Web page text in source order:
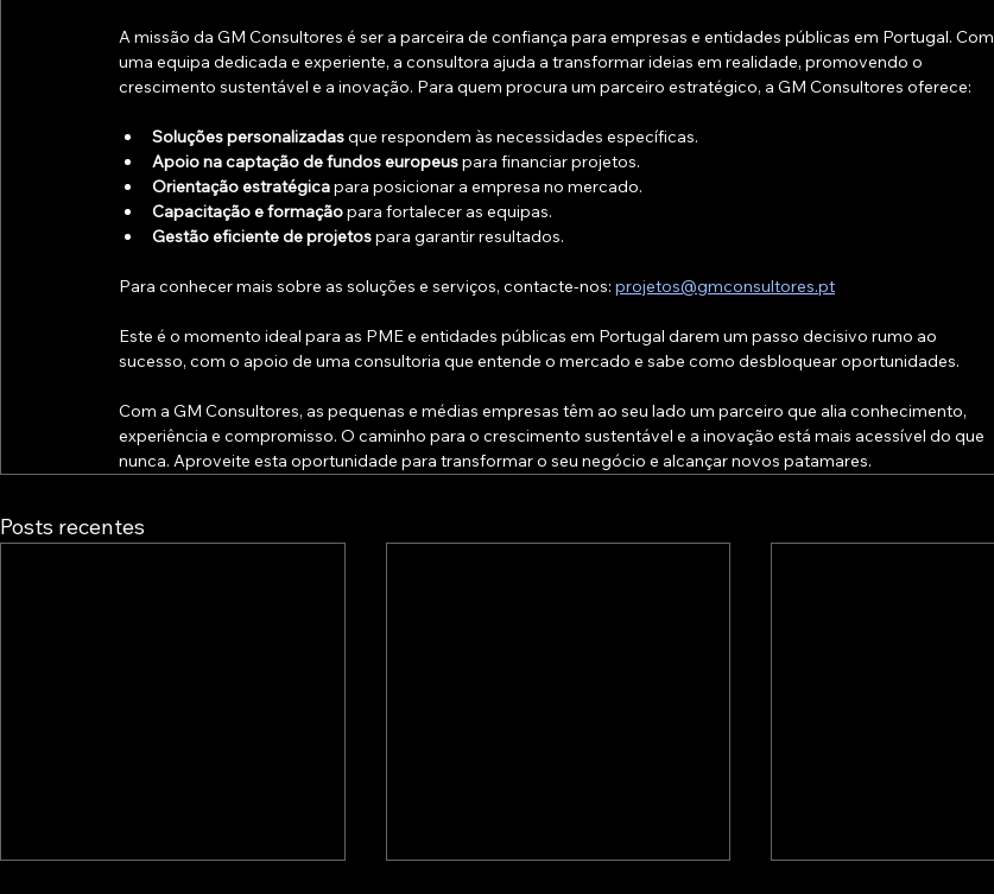
A missão da GM Consultores é ser a parceira de confiança para empresas e entidades públicas em Portugal. Com
uma equipa dedicada e experiente, a consultora ajuda a transformar ideias em realidade, promovendo o
crescimento sustentável e a inovação. Para quem procura um parceiro estratégico, a GM Consultores oferece:
Soluções personalizadas que respondem às necessidades específicas.
Apoio na captação de fundos europeus para financiar projetos.
Orientação estratégica para posicionar a empresa no mercado.
Capacitação e formação para fortalecer as equipas.
Gestão eficiente de projetos para garantir resultados.
Para conhecer mais sobre as soluções e serviços, contacte-nos: projetos@gmconsultores.pt
Este é o momento ideal para as PME e entidades públicas em Portugal darem um passo decisivo rumo ao
sucesso, com o apoio de uma consultoria que entende o mercado e sabe como desbloquear oportunidades.
Com a GM Consultores, as pequenas e médias empresas têm ao seu lado um parceiro que alia conhecimento,
experiência e compromisso. O caminho para o crescimento sustentável e a inovação está mais acessível do que
nunca. Aproveite esta oportunidade para transformar o seu negócio e alcançar novos patamares.
Posts recentes